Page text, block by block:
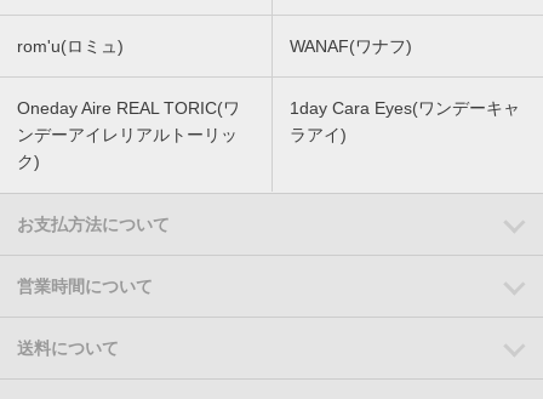
rom'u(ロミュ) WANAF(ワナフ)
Oneday Aire REAL TORIC(ワ
ンデーアイレリアルトーリッ
ク)
1day Cara Eyes(ワンデーキャ
ラアイ)
お支払方法について
営業時間について
送料について